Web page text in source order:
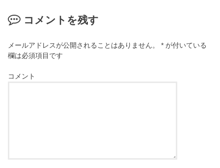
コメントを残す
メールアドレスが公開されることはありません。 * が付いている
欄は必須項目です
コメント